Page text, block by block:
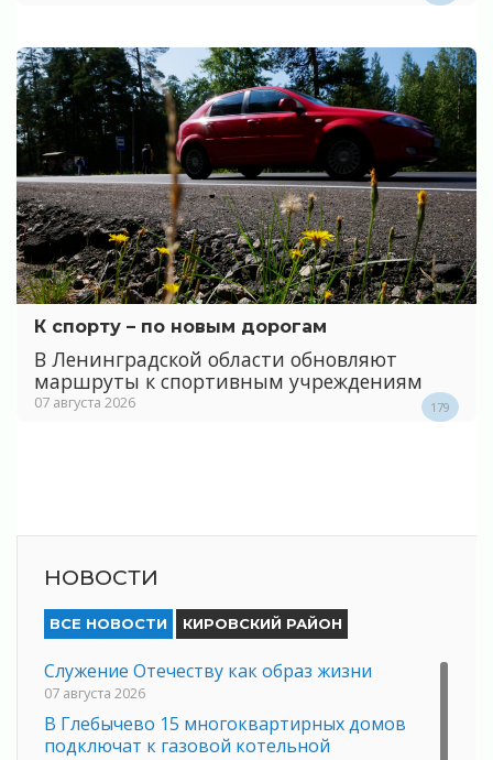
К спорту – по новым дорогам
В Ленинградской области обновляют
маршруты к спортивным учреждениям
07 августа 2026 179
НОВОСТИ
ВСЕ НОВОСТИ КИРОВСКИЙ РАЙОН
Служение Отечеству как образ жизни
07 августа 2026
В Глебычево 15 многоквартирных домов
подключат к газовой котельной